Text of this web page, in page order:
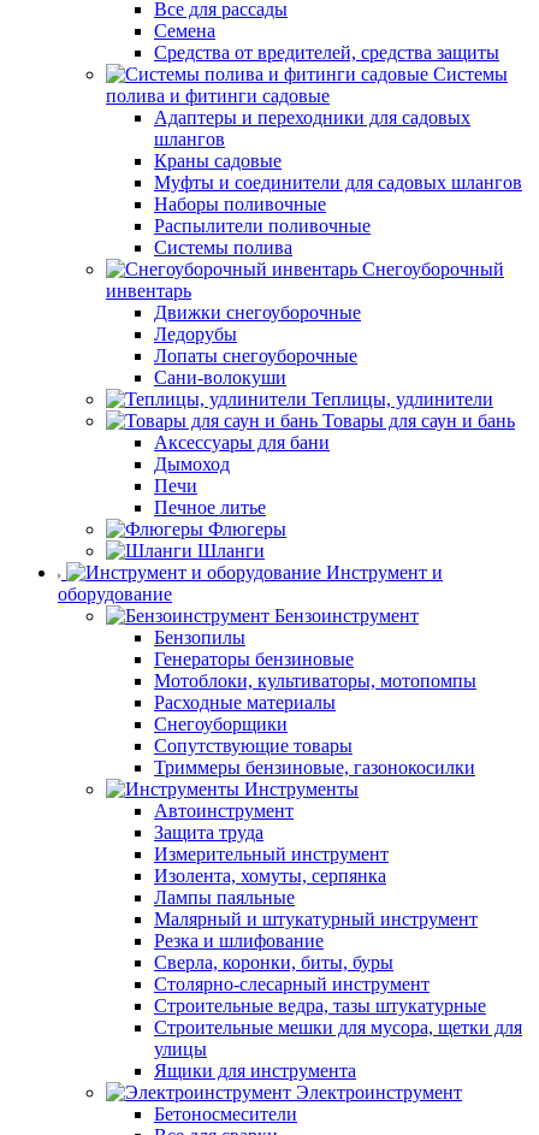
Все для рассады
Семена
Средства от вредителей, средства защиты
Системы
полива и фитинги садовые
Адаптеры и переходники для садовых
шлангов
Краны садовые
Муфты и соединители для садовых шлангов
Наборы поливочные
Распылители поливочные
Системы полива
Снегоуборочный
инвентарь
Движки снегоуборочные
Ледорубы
Лопаты снегоуборочные
Сани-волокуши
Теплицы, удлинители
Товары для саун и бань
Аксессуары для бани
Дымоход
Печи
Печное литье
Флюгеры
Шланги
Инструмент и
оборудование
Бензоинструмент
Бензопилы
Генераторы бензиновые
Мотоблоки, культиваторы, мотопомпы
Расходные материалы
Снегоуборщики
Сопутствующие товары
Триммеры бензиновые, газонокосилки
Инструменты
Автоинструмент
Защита труда
Измерительный инструмент
Изолента, хомуты, серпянка
Лампы паяльные
Малярный и штукатурный инструмент
Резка и шлифование
Сверла, коронки, биты, буры
Столярно-слесарный инструмент
Строительные ведра, тазы штукатурные
Строительные мешки для мусора, щетки для
улицы
Ящики для инструмента
Электроинструмент
Бетоносмесители